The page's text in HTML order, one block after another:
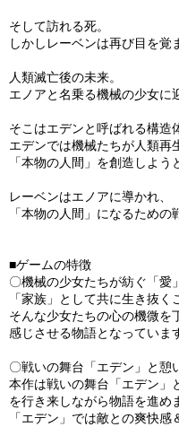
そして訪れる死。
しかしレーベンは再び目を覚
人類滅亡後の未来。
エノアと名乗る機械の少女に
そこはエデンと呼ばれる構造
エデンでは機械たちが人類再
「本物の人間」を創造しよう
レーベンはエノアに導かれ、
「本物の人間」になるための
■ゲームの特徴
〇機械の少女たちが紡ぐ「愛
「家族」として共に生き抜く
そんな少女たちの心の機微を
感じさせる物語となっていま
〇戦いの舞台「エデン」と憩
本作は戦いの舞台「エデン」
を行き来しながら物語を進め
「エデン」では敵との爽快